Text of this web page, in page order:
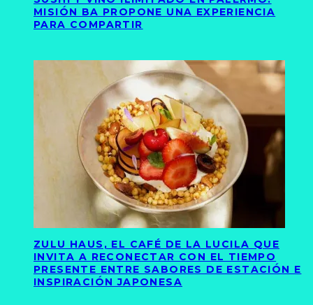
MISIÓN BA PROPONE UNA EXPERIENCIA
PARA COMPARTIR
ZULU HAUS, EL CAFÉ DE LA LUCILA QUE
INVITA A RECONECTAR CON EL TIEMPO
PRESENTE ENTRE SABORES DE ESTACIÓN E
INSPIRACIÓN JAPONESA